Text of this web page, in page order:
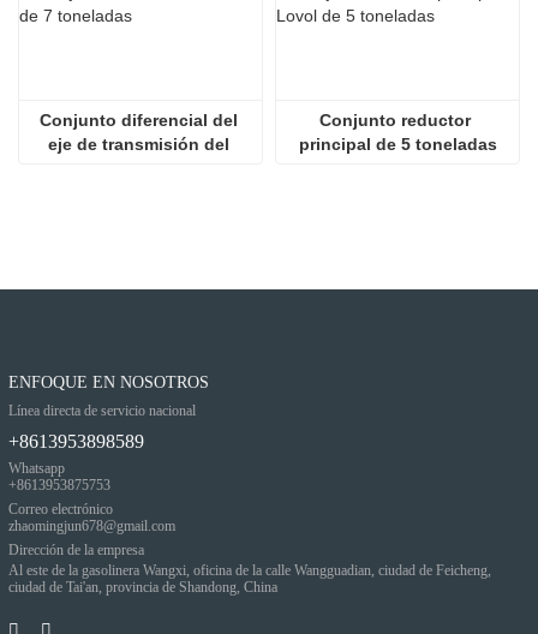
Conjunto diferencial del
eje de transmisión del
Conjunto reductor
principal de 5 toneladas
ENFOQUE EN NOSOTROS
Línea directa de servicio nacional
+8613953898589
Whatsapp
+8613953875753
Correo electrónico
zhaomingjun678@gmail.com
Dirección de la empresa
Al este de la gasolinera Wangxi, oficina de la calle Wangguadian, ciudad de Feicheng,
ciudad de Tai'an, provincia de Shandong, China